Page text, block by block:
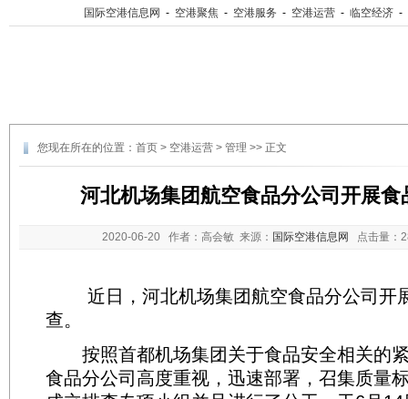
国际空港信息网 - 空港聚焦 - 空港服务 - 空港运营 - 临空经济 -
您现在所在的位置： 首页 > 空港运营 > 管理 >> 正文
河北机场集团航空食品分公司开展食
2020-06-20 作者：高会敏 来源： 国际空港信息网 点击量：
近日，河北机场集团航空食品分公司开
查。
按照首都机场集团关于食品安全相关的
食品分公司高度重视，迅速部署，召集质量